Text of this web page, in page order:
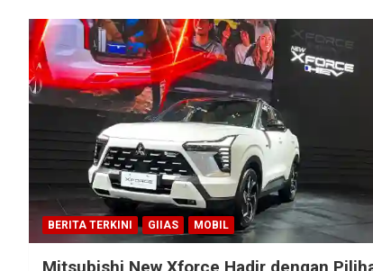
BERITA TERKINI GIIAS MOBIL
Mitsubishi New Xforce Hadir dengan